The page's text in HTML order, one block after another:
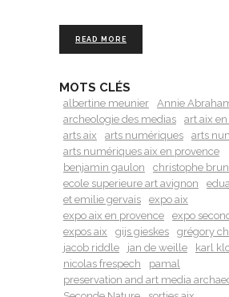
READ MORE
MOTS CLÉS
albertine meunier
Annie
archeologie des medias
art aix
arts aix
arts numériques
arts
arts numériques aix en provence
benjamin gaulon
christophe
ecole superieure art avignon
et emilie gervais
expo aix
expo aix en provence
expo
expos aix
gijs gieskes
grégory
jacob riddle
jan de weille
karl
nicolas frespech
pamal
preservation and art media